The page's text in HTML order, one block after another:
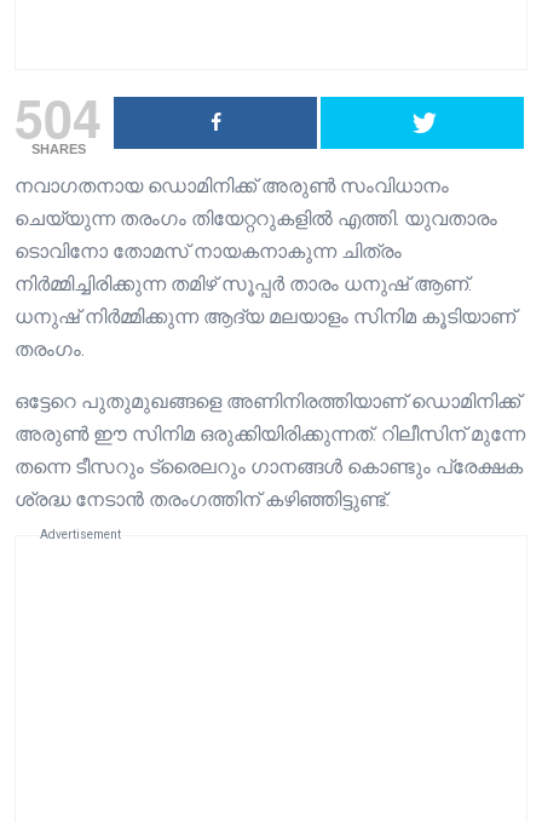
504
SHARES
നവാഗതനായ ഡൊമിനിക്ക് അരുണ്‍ സംവിധാനം
ചെയ്യുന്ന തരംഗം തിയേറ്ററുകളില്‍ എത്തി. യുവതാരം
ടൊവിനോ തോമസ് നായകനാകുന്ന ചിത്രം
നിര്‍മ്മിച്ചിരിക്കുന്ന തമിഴ് സൂപ്പര്‍ താരം ധനുഷ് ആണ്.
ധനുഷ് നിര്‍മ്മിക്കുന്ന ആദ്യ മലയാളം സിനിമ കൂടിയാണ്
തരംഗം.
ഒട്ടേറെ പുതുമുഖങ്ങളെ അണിനിരത്തിയാണ് ഡൊമിനിക്ക്
അരുണ്‍ ഈ സിനിമ ഒരുക്കിയിരിക്കുന്നത്. റിലീസിന് മുന്നേ
തന്നെ ടീസറും ട്രൈലറും ഗാനങ്ങള്‍ കൊണ്ടും പ്രേക്ഷക
ശ്രദ്ധ നേടാന്‍ തരംഗത്തിന് കഴിഞ്ഞിട്ടുണ്ട്.
Advertisement